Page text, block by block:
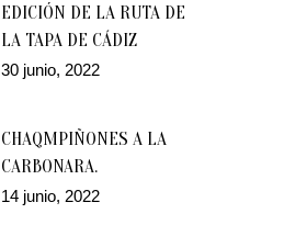
EDICIÓN DE LA RUTA DE
LA TAPA DE CÁDIZ
30 junio, 2022
CHAQMPIÑONES A LA
CARBONARA.
14 junio, 2022